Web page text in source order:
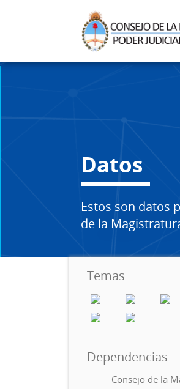
Datos
Estos son datos
de la
Temas
Dependencias
Consejo de la